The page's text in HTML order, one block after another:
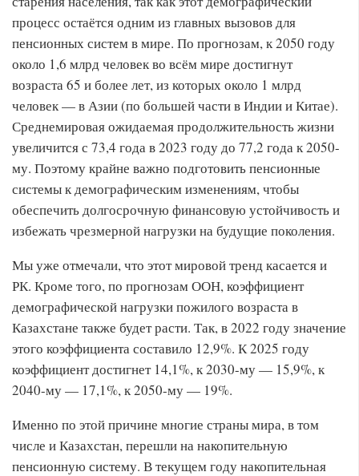
процесс остаётся одним из главных вызовов для
пенсионных систем в мире. По прогнозам, к 2050 году
около 1,6 млрд человек во всём мире достигнут
возраста 65 и более лет, из которых около 1 млрд
человек — в Азии (по большей части в Индии и Китае).
Среднемировая ожидаемая продолжительность жизни
увеличится с 73,4 года в 2023 году до 77,2 года к 2050-
му. Поэтому крайне важно подготовить пенсионные
системы к демографическим изменениям, чтобы
обеспечить долгосрочную финансовую устойчивость и
избежать чрезмерной нагрузки на будущие поколения.
Мы уже отмечали, что этот мировой тренд касается и
РК. Кроме того, по прогнозам ООН, коэффициент
демографической нагрузки пожилого возраста в
Казахстане также будет расти. Так, в 2022 году значение
этого коэффициента составило 12,9%. К 2025 году
коэффициент достигнет 14,1%, к 2030-му — 15,9%, к
2040-му — 17,1%, к 2050-му — 19%.
Именно по этой причине многие страны мира, в том
числе и Казахстан, перешли на накопительную
пенсионную систему. В текущем году накопительная